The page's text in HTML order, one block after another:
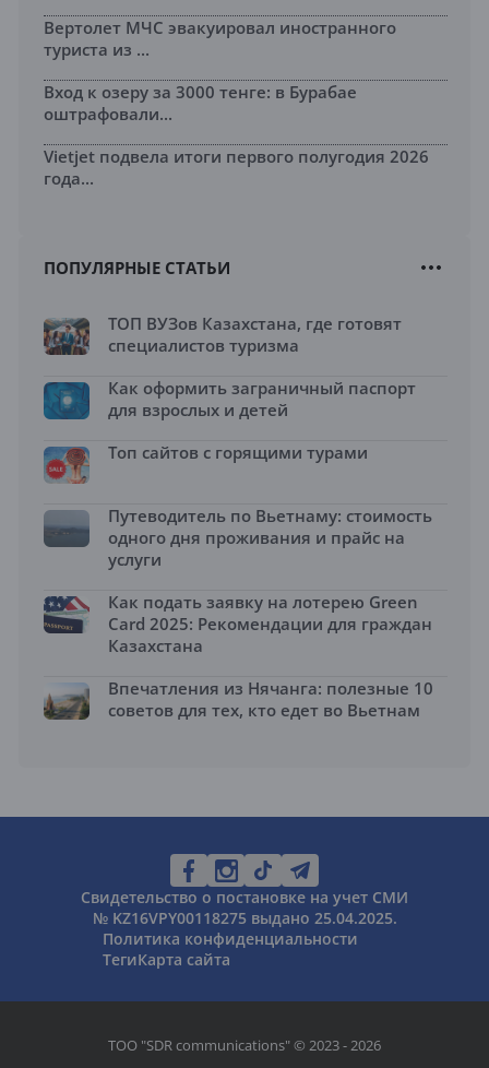
Вертолет МЧС эвакуировал иностранного
туриста из ...
Вход к озеру за 3000 тенге: в Бурабае
оштрафовали...
Vietjet подвела итоги первого полугодия 2026
года...
ПОПУЛЯРНЫЕ СТАТЬИ
ТОП ВУЗов Казахстана, где готовят
специалистов туризма
Как оформить заграничный паспорт
для взрослых и детей
Топ сайтов с горящими турами
Путеводитель по Вьетнаму: стоимость
одного дня проживания и прайс на
услуги
Как подать заявку на лотерею Green
Card 2025: Рекомендации для граждан
Казахстана
Впечатления из Нячанга: полезные 10
советов для тех, кто едет во Вьетнам
Свидетельство о постановке на учет СМИ
№ KZ16VPY00118275 выдано 25.04.2025.
Политика конфиденциальности
ТегиКарта сайта
ТОО "SDR communications" © 2023 - 2026